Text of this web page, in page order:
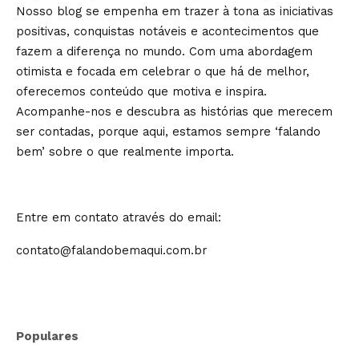
Nosso blog se empenha em trazer à tona as iniciativas
positivas, conquistas notáveis e acontecimentos que
fazem a diferença no mundo. Com uma abordagem
otimista e focada em celebrar o que há de melhor,
oferecemos conteúdo que motiva e inspira.
Acompanhe-nos e descubra as histórias que merecem
ser contadas, porque aqui, estamos sempre ‘falando
bem’ sobre o que realmente importa.
Entre em contato através do email:
contato@falandobemaqui.com.br
Populares